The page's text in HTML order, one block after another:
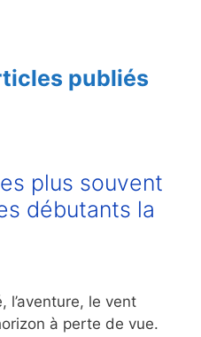
publiés
plus souvent
débutants la
l’aventure, le vent
à perte de vue.